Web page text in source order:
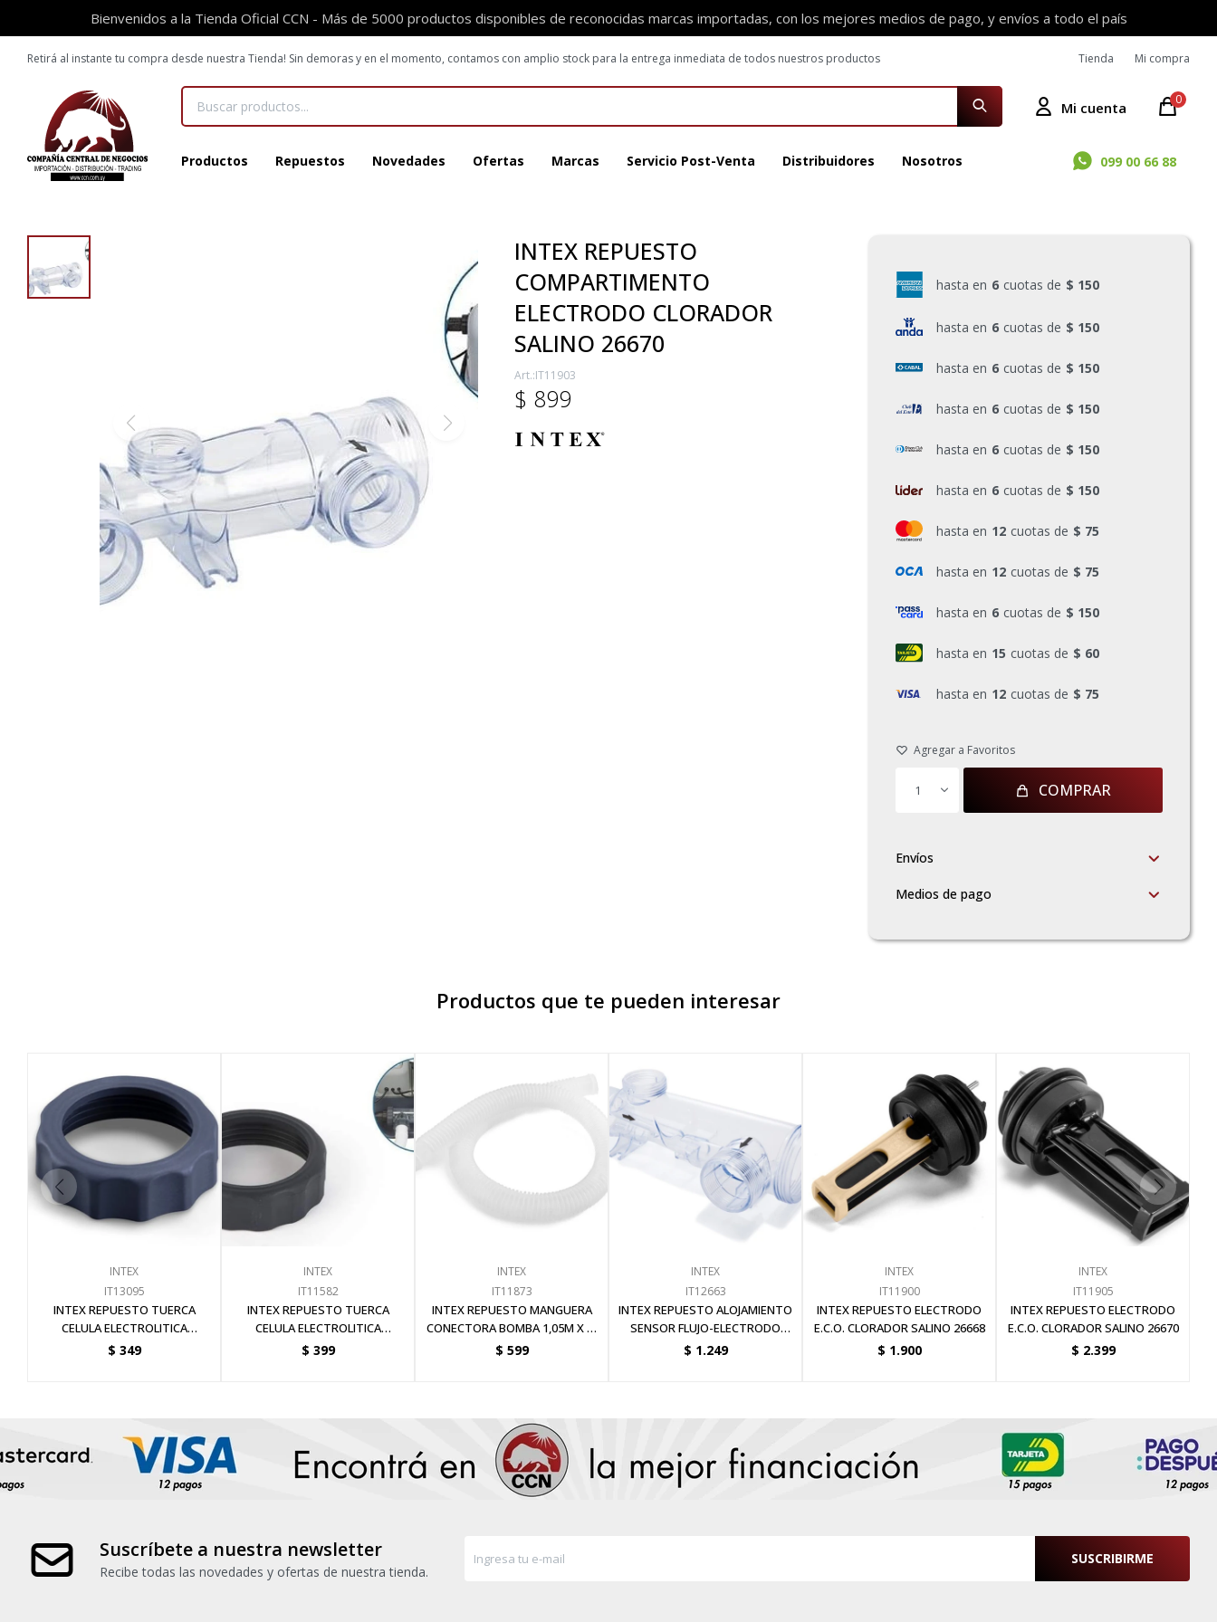
Bienvenidos a la Tienda Oficial CCN - Más de 5000 productos disponibles de reconocidas marcas importadas, con los mejores medios de pago, y envíos a todo el país
Productos Repuestos Novedades Ofertas Marcas Servicio Post-Venta Distribuidores Nosotros 099 00 66 88
0
Retirá al instante tu compra desde nuestra Tienda! Sin demoras y en el momento, contamos con amplio stock para la entrega inmediata de todos nuestros productos Tienda Mi compra
INTEX REPUESTO
COMPARTIMENTO
ELECTRODO CLORADOR
SALINO 26670
IT11903
$ 899
hasta en 6 cuotas de $ 150
hasta en 6 cuotas de $ 150
hasta en 6 cuotas de $ 150
hasta en 6 cuotas de $ 150
hasta en 6 cuotas de $ 150
hasta en 6 cuotas de $ 150
hasta en 12 cuotas de $ 75
hasta en 12 cuotas de $ 75
hasta en 6 cuotas de $ 150
hasta en 15 cuotas de $ 60
hasta en 12 cuotas de $ 75
1 COMPRAR
Envíos
Medios de pago
Productos que te pueden interesar
INTEX
IT13095
INTEX REPUESTO TUERCA
CELULA ELECTROLITICA
CLORADOR SALINO 26662
$ 349
INTEX
IT11582
INTEX REPUESTO TUERCA
CELULA ELECTROLITICA
CLORADOR SALINO
$ 399
INTEX
IT11873
INTEX REPUESTO MANGUERA
CONECTORA BOMBA 1,05M X 1-
1/4(32MM)
$ 599
INTEX
IT12663
INTEX REPUESTO ALOJAMIENTO
SENSOR FLUJO-ELECTRODO
CLORADOR
$ 1.249
INTEX
IT11900
INTEX REPUESTO ELECTRODO
E.C.O. CLORADOR SALINO 26668
$ 1.900
INTEX
IT11905
INTEX REPUESTO ELECTRODO
E.C.O. CLORADOR SALINO 26670
$ 2.399
Suscríbete a nuestra newsletter
Recibe todas las novedades y ofertas de nuestra tienda.
SUSCRIBIRME